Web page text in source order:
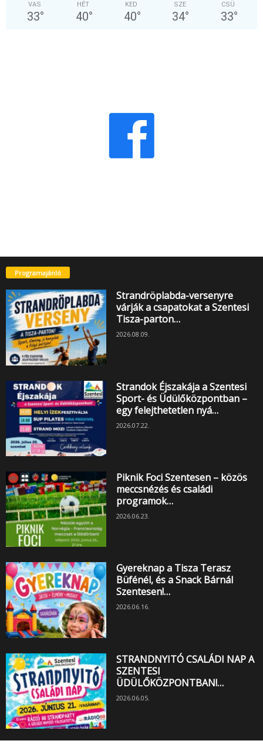
VAS
33°
HÉT
40°
KED
40°
SZE
34°
CSÜ
33°
Programajánló
Strandröplabda-versenyre
várják a csapatokat a Szentesi
Tisza-parton…
2026.08.09.
Strandok Éjszakája a Szentesi
Sport- és Üdülőközpontban –
egy felejthetetlen nyá…
2026.07.22.
Piknik Foci Szentesen – közös
meccsnézés és családi
programok…
2026.06.23.
Gyereknap a Tisza Terasz
Büfénél, és a Snack Bárnál
Szentesen!…
2026.06.16.
STRANDNYITÓ CSALÁDI NAP A
SZENTESI
ÜDÜLŐKÖZPONTBAN!…
2026.06.05.